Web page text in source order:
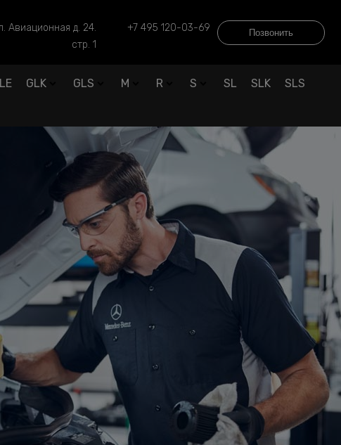
Авиационная д. 24.
стр. 1
+7 495 120-03-69 Позвонить
GLK GLS M R S SL SLK
SLS